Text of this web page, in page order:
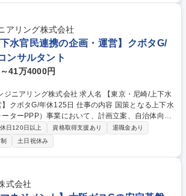
立ち上げ実行支援いただきます。 当社の事業部門
を構築し、当社事業の生産性向上に直接関与し貢
募集職種 【東京】DX推進 業務プ
プロジェクトの実行支援
アリング株式会社
下水官民連携の企画・運営】クボタG/
ンサルタント
41万4000円
式会社 求人名 【東京・尼崎/上下水
日 仕事の内容 国策となる上下水
ターPPP）事業において、計画立案、自治体向け
ル対応）、事業スキーム構築から、受注後のプロジ
せします。 【業務詳細】 ・ウォータ
事業スキーム構築、事業性評価 ・自治体向け提案
対応、契約協議、関係者調整 ・受注後の事業運
および新規事業開発、マネジメント業務等 募集
水官民連携の企画・運営】クボタG/年休125日
日120日以上 資格取得支援あり
退職金あり
土日祝休み
式会社